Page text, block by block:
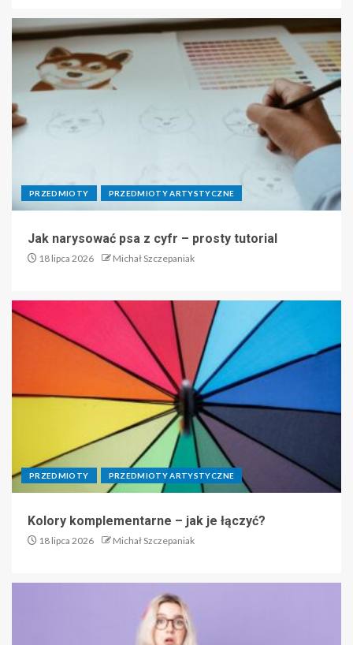
PRZEDMIOTY PRZEDMIOTY ARTYSTYCZNE
Jak narysować psa z cyfr – prosty tutorial
18 lipca 2026 Michał Szczepaniak
PRZEDMIOTY PRZEDMIOTY ARTYSTYCZNE
Kolory komplementarne – jak je łączyć?
18 lipca 2026 Michał Szczepaniak